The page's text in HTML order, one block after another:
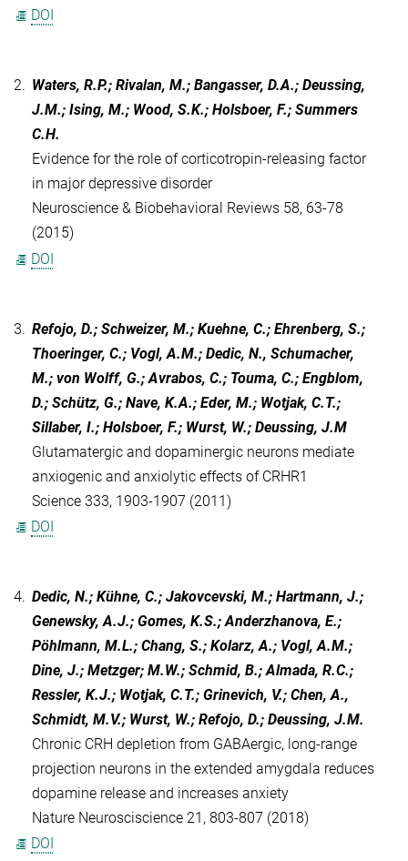
DOI
2. Waters, R.P.; Rivalan, M.; Bangasser, D.A.; Deussing,
J.M.; Ising, M.; Wood, S.K.; Holsboer, F.; Summers
C.H.
Evidence for the role of corticotropin-releasing factor
in major depressive disorder
Neuroscience & Biobehavioral Reviews 58, 63-78
(2015)
DOI
3. Refojo, D.; Schweizer, M.; Kuehne, C.; Ehrenberg, S.;
Thoeringer, C.; Vogl, A.M.; Dedic, N., Schumacher,
M.; von Wolff, G.; Avrabos, C.; Touma, C.; Engblom,
D.; Schütz, G.; Nave, K.A.; Eder, M.; Wotjak, C.T.;
Sillaber, I.; Holsboer, F.; Wurst, W.; Deussing, J.M
Glutamatergic and dopaminergic neurons mediate
anxiogenic and anxiolytic effects of CRHR1
Science 333, 1903-1907 (2011)
DOI
4. Dedic, N.; Kühne, C.; Jakovcevski, M.; Hartmann, J.;
Genewsky, A.J.; Gomes, K.S.; Anderzhanova, E.;
Pöhlmann, M.L.; Chang, S.; Kolarz, A.; Vogl, A.M.;
Dine, J.; Metzger; M.W.; Schmid, B.; Almada, R.C.;
Ressler, K.J.; Wotjak, C.T.; Grinevich, V.; Chen, A.,
Schmidt, M.V.; Wurst, W.; Refojo, D.; Deussing, J.M.
Chronic CRH depletion from GABAergic, long-range
projection neurons in the extended amygdala reduces
dopamine release and increases anxiety
Nature Neurosciscience 21, 803-807 (2018)
DOI